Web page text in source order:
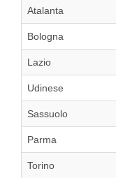
Atalanta
Bologna
Lazio
Udinese
Sassuolo
Parma
Torino